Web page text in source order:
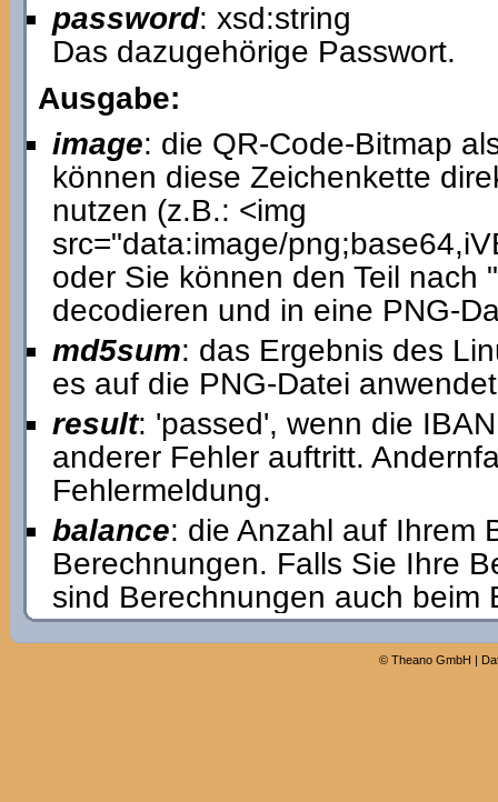
password: xsd:string
Das dazugehörige Passwort.
Ausgabe:
image: die QR-Code-Bitmap
können diese Zeichenkette
nutzen (z.B.: <img
src="data:image/
oder Sie können den Teil nach
decodieren und in eine PNG-
md5sum: das Ergebnis des
es auf die PNG-Datei
result: 'passed', wenn die
anderer Fehler auftritt.
Fehlermeldung.
balance: die Anzahl auf Ihrem
Berechnungen. Falls Sie Ihre
sind Berechnungen auch beim
© Theano GmbH |